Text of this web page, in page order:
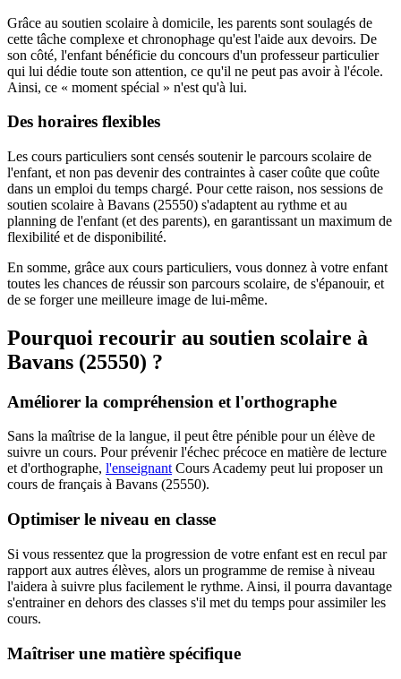
Grâce au soutien scolaire à domicile, les parents sont soulagés de
cette tâche complexe et chronophage qu'est l'aide aux devoirs. De
son côté, l'enfant bénéficie du concours d'un professeur particulier
qui lui dédie toute son attention, ce qu'il ne peut pas avoir à l'école.
Ainsi, ce « moment spécial » n'est qu'à lui.
Des horaires flexibles
Les cours particuliers sont censés soutenir le parcours scolaire de
l'enfant, et non pas devenir des contraintes à caser coûte que coûte
dans un emploi du temps chargé. Pour cette raison, nos sessions de
soutien scolaire à Bavans (25550) s'adaptent au rythme et au
planning de l'enfant (et des parents), en garantissant un maximum de
flexibilité et de disponibilité.
En somme, grâce aux cours particuliers, vous donnez à votre enfant
toutes les chances de réussir son parcours scolaire, de s'épanouir, et
de se forger une meilleure image de lui-même.
Pourquoi recourir au soutien scolaire à
Bavans (25550) ?
Améliorer la compréhension et l'orthographe
Sans la maîtrise de la langue, il peut être pénible pour un élève de
suivre un cours. Pour prévenir l'échec précoce en matière de lecture
et d'orthographe, l'enseignantCours Academy peut lui proposer un
cours de français à Bavans (25550).
Optimiser le niveau en classe
Si vous ressentez que la progression de votre enfant est en recul par
rapport aux autres élèves, alors un programme de remise à niveau
l'aidera à suivre plus facilement le rythme. Ainsi, il pourra davantage
s'entrainer en dehors des classes s'il met du temps pour assimiler les
cours.
Maîtriser une matière spécifique